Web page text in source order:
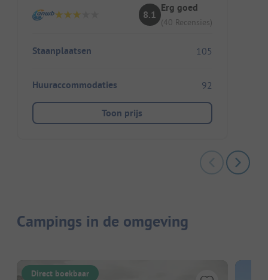
8.1
Erg goed
(40 Recensies)
Staanplaatsen 105
Huuraccommodaties 92
Toon prijs
Campings in de omgeving
Direct boekbaar